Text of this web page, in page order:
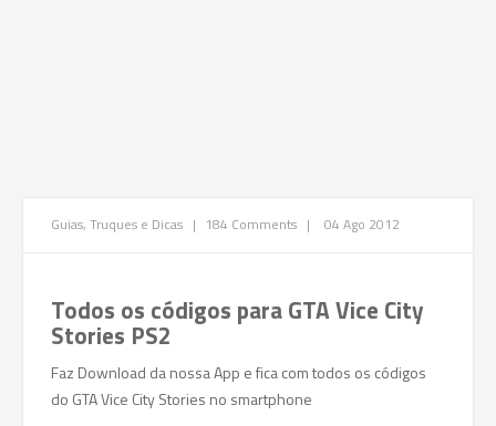
Guias, Truques e Dicas | 184 Comments | 04 Ago 2012
Todos os códigos paraGTA Vice City
Stories PS2
Faz Download da nossa App e fica com todos os códigos
do GTA Vice City Stories no smartphone